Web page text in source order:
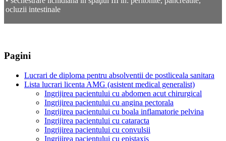
ocluzii intestinale
Pagini
Lucrari de diploma pentru absolventii de postliceala sanitara
Lista lucrari licenta AMG (asistent medical generalist)
Ingrijirea pacientului cu abdomen acut chirurgical
Ingrijirea pacientului cu angina pectorala
Ingrijirea pacientului cu boala inflamatorie pelvina
Ingrijirea pacientului cu cataracta
Ingrijirea pacientului cu convulsii
Ingrijirea pacientului cu epistaxis